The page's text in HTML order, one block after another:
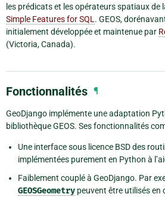
les prédicats et les opérateurs spatiaux de
Simple Features for SQL. GEOS,
initialement développée et maintenue par
(Victoria, Canada).
Fonctionnalités ¶
GeoDjango implémente une adaptation
bibliothèque GEOS. Ses fonctionnalités
Une interface sous licence BSD des
implémentées purement en Python à
Faiblement couplé à GeoDjango. Par
GEOSGeometry peuvent être utilisés en